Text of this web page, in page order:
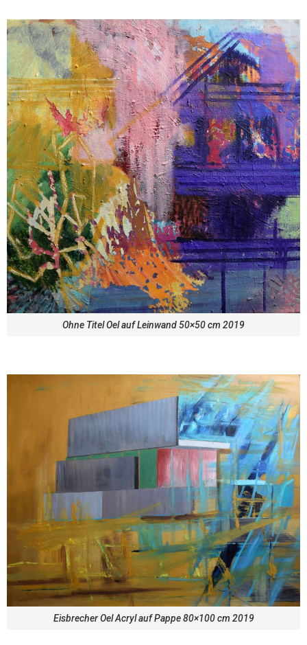
Ohne Titel Oel auf Leinwand 50×50 cm 2019
Eisbrecher Oel Acryl auf Pappe 80×100 cm 2019